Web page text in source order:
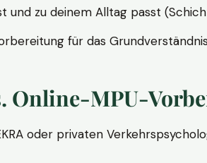
und zu deinem Alltag passt
für das
Online-MPU-
oder privaten